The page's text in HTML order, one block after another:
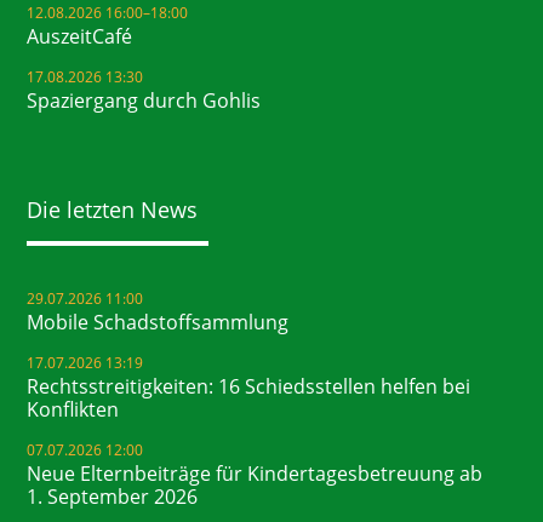
12.08.2026 16:00–18:00
AuszeitCafé
17.08.2026 13:30
Spaziergang durch Gohlis
Die letzten News
29.07.2026 11:00
Mobile Schadstoffsammlung
17.07.2026 13:19
Rechtsstreitigkeiten: 16 Schiedsstellen helfen bei
Konflikten
07.07.2026 12:00
Neue Elternbeiträge für Kindertagesbetreuung ab
1. September 2026